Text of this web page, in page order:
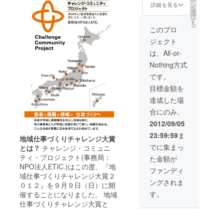
地域仕事づくりチャレンジ大賞
とは？ チャレンジ・コミュニ
ティ・プロジェクト(事務局：
NPO法人ETIC.)はこの度、『地
域仕事づくりチャレンジ大賞２
０１２』を９月９日（日）に開
催することになりました。 地域
仕事づくりチャレンジ大賞と
ターンを考
えている若
手社会人）
や仕掛人
（企業経営
者・自治
体・大学関
係者）約４
００名が集
い、地域の
挑戦者たち
が生の声で
語る「仕事
づくりのリ
アルストー
リー」１２
事例を共有
事例集 1部 ・
テーションの映
像 ・日本各地の
名産品を詰めた
豪華福袋
詳細を見る ン
を
選
択
す
る
このプロ
ジェクト
は、All-or-
Nothing方式
です。
目標金額を
達成した場
合にのみ、
2012/09/05
23:59:59ま
でに集まっ
た金額が
ファンディ
ングされま
す。